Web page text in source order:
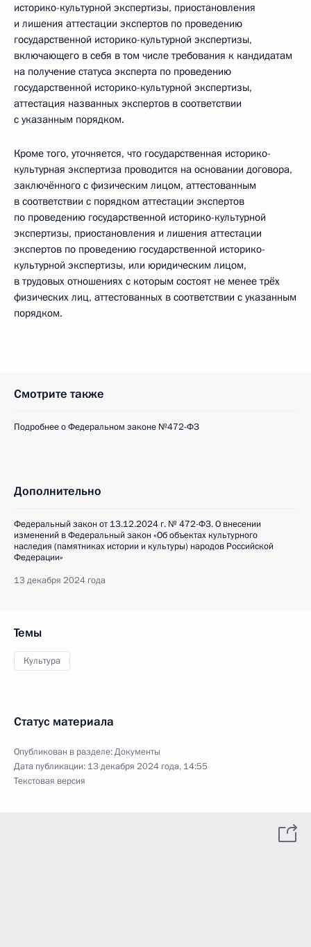
историко-культурной экспертизы, приостановления
и лишения аттестации экспертов по проведению
государственной историко-культурной экспертизы,
включающего в себя в том числе требования к кандидатам
на получение статуса эксперта по проведению
государственной историко-культурной экспертизы,
аттестация названных экспертов в соответствии
с указанным порядком.
Кроме того, уточняется, что государственная историко-
культурная экспертиза проводится на основании договора,
заключённого с физическим лицом, аттестованным
в соответствии с порядком аттестации экспертов
по проведению государственной историко-культурной
экспертизы, приостановления и лишения аттестации
экспертов по проведению государственной историко-
культурной экспертизы, или юридическим лицом,
в трудовых отношениях с которым состоят не менее трёх
физических лиц, аттестованных в соответствии с указанным
порядком.
Смотрите также
Подробнее о Федеральном законе №472-ФЗ
Дополнительно
Федеральный закон от 13.12.2024 г. № 472-ФЗ. О внесении
изменений в Федеральный закон «Об объектах культурного
наследия (памятниках истории и культуры) народов Российской
Федерации»
13 декабря 2024 года
Темы
Культура
Статус материала
Опубликован в разделе:Документы
Дата публикации: 13 декабря 2024 года, 14:55
Текстовая версия